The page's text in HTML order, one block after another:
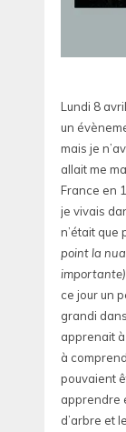
Lundi 8
un
mais je
allait me
France en
je vivais
n’était que
point la
importante)
ce jour un
grandi
apprenait
à
pouvaient
apprendre
d’arbre et